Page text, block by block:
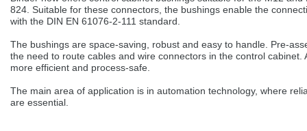
selected one. This website is also available in German. Would you like to
switch to the German version?
Wir haben erkannt, dass ihr Browser eine andere Sprache als die derzeit
Möchten Sie zur Deutschen Version wechseln?
824. Suitable for these connectors, the bushings enable the
with the DIN EN 61076-2-111 standard.
The bushings are space-saving, robust and easy to handle. Pre-
the need to route cables and wire connectors in the control
more efficient and process-safe.
The main area of application is in automation technology, where
are essential.